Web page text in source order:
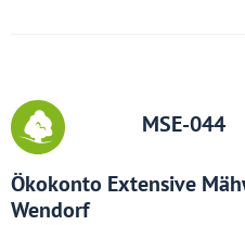
MSE-044
Ökokonto Extensive
Wendorf